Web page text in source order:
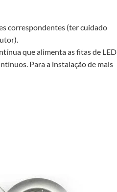
correspondentes (ter cuidado
que alimenta as fitas de LED,
Para a instalação de mais